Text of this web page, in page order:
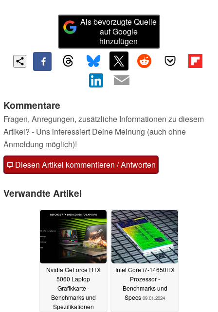
Als bevorzugte Quelle
auf Google
hinzufügen
Kommentare
Fragen, Anregungen, zusätzliche Informationen zu diesem
Artikel? - Uns interessiert Deine Meinung (auch ohne
Anmeldung möglich)!
Diesen Artikel kommentieren / Antworten
Verwandte Artikel
Nvidia GeForce RTX
5060 Laptop
Grafikkarte -
Benchmarks und
Spezifikationen
Intel Core i7-14650HX
Prozessor -
Benchmarks und
Specs 09.01.2024